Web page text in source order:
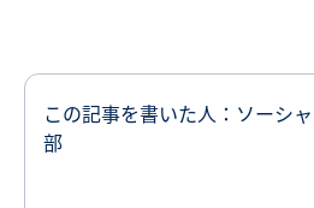
この記事を書いた人：ソーシ
部